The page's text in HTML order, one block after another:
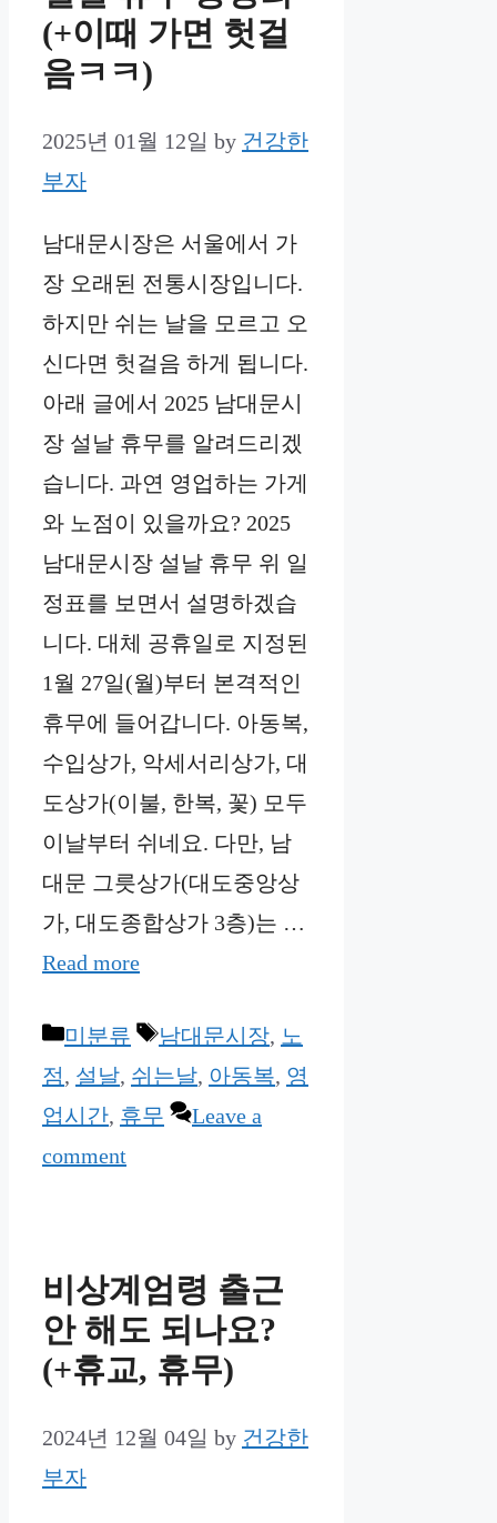
(+이때 가면 헛걸
음ㅋㅋ)
2025년 01월 12일 by 건강한
부자
남대문시장은 서울에서 가
장 오래된 전통시장입니다.
하지만 쉬는 날을 모르고 오
신다면 헛걸음 하게 됩니다.
아래 글에서 2025 남대문시
장 설날 휴무를 알려드리겠
습니다. 과연 영업하는 가게
와 노점이 있을까요? 2025
남대문시장 설날 휴무 위 일
정표를 보면서 설명하겠습
니다. 대체 공휴일로 지정된
1월 27일(월)부터 본격적인
휴무에 들어갑니다. 아동복,
수입상가, 악세서리상가, 대
도상가(이불, 한복, 꽃) 모두
이날부터 쉬네요. 다만, 남
대문 그릇상가(대도중앙상
가, 대도종합상가 3층)는 …
Read more
Categories
미분류 Tags
남대문시장, 노
점, 설날, 쉬는날, 아동복, 영
업시간, 휴무
Leave a
comment
비상계엄령 출근
안 해도 되나요?
(+휴교, 휴무)
2024년 12월 04일 by 건강한
부자